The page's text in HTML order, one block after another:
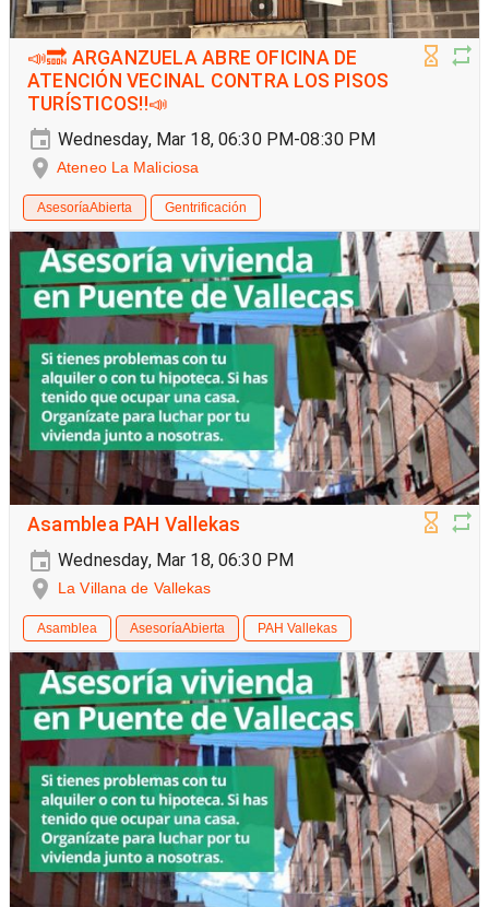
📣🔜 ARGANZUELA ABRE OFICINA DE
ATENCIÓN VECINAL CONTRA LOS PISOS
TURÍSTICOS‼️📣
Wednesday, Mar 18, 06:30 PM-08:30 PM
Ateneo La Maliciosa
AsesoríaAbierta Gentrificación
Asamblea PAH Vallekas
Wednesday, Mar 18, 06:30 PM
La Villana de Vallekas
Asamblea AsesoríaAbierta PAH Vallekas